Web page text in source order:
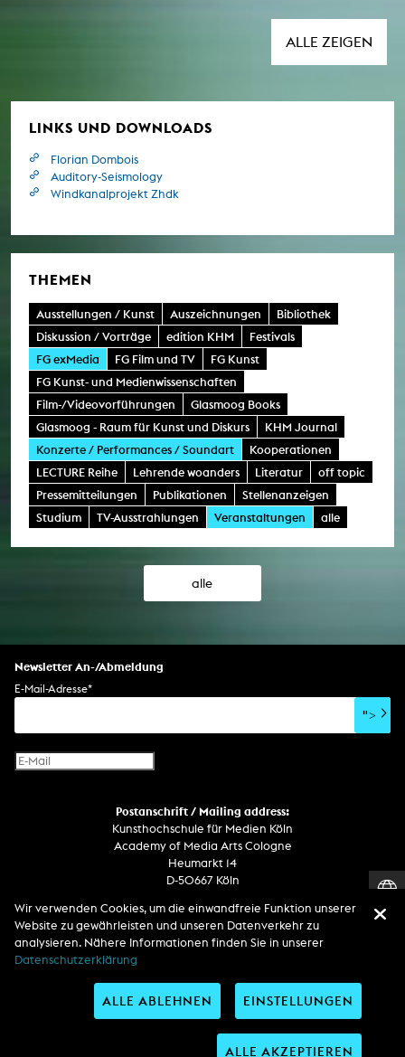
ALLE ZEIGEN
LINKS UND DOWNLOADS
Florian Dombois
Auditory-Seismology
Windkanalprojekt Zhdk
THEMEN
Ausstellungen / Kunst Auszeichnungen
Bibliothek
Diskussion / Vorträge
edition KHM
Festivals
FG exMedia
FG Film und TV
FG Kunst
FG Kunst- und Medienwissenschaften
Film-/Videovorführungen
Glasmoog Books
Glasmoog - Raum für Kunst und Diskurs
KHM Journal
Konzerte / Performances / Soundart
Kooperationen
LECTURE Reihe
Lehrende woanders Literatur
off topic
Pressemitteilungen
Publikationen
Stellenanzeigen
Studium
TV-Ausstrahlungen Veranstaltungen alle
alle
Newsletter An-/Abmeldung
E-Mail-Adresse*
">
Postanschrift / Mailing address:
Kunsthochschule für Medien Köln
Academy of Media Arts Cologne
Heumarkt 14
D-50667 Köln
Telefon
Zentrale / Empfang +49 221 201 89 - 0 / - 400
Wachdienst / Security guard +49 151 186 863 40 (19 Uhr bis 6 Uhr)
Entdecken Sie uns auf
Wir verwenden Cookies, um die einwandfreie Funktion unserer
Website zu gewährleisten und unseren Datenverkehr zu
analysieren. Nähere Informationen finden Sie in unserer
Datenschutzerklärung
EINSTELLUNGEN
ALLE ABLEHNEN
ALLE AKZEPTIEREN